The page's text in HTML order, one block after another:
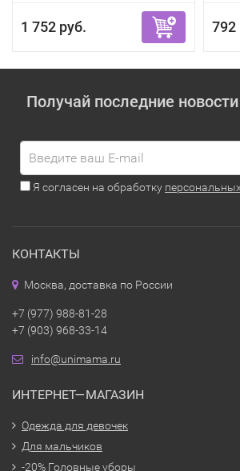
1 752 руб. 792
Получай последние
Я согласен на обработку
КОНТАКТЫ
Москва, доставка по России
+7 (977) 988-81-28
+7 (903) 968-33-14
info@unimama.ru
ИНТЕРНЕТ—МАГАЗИН
Одежда для девочек
Для мальчиков
-20% Головные уборы